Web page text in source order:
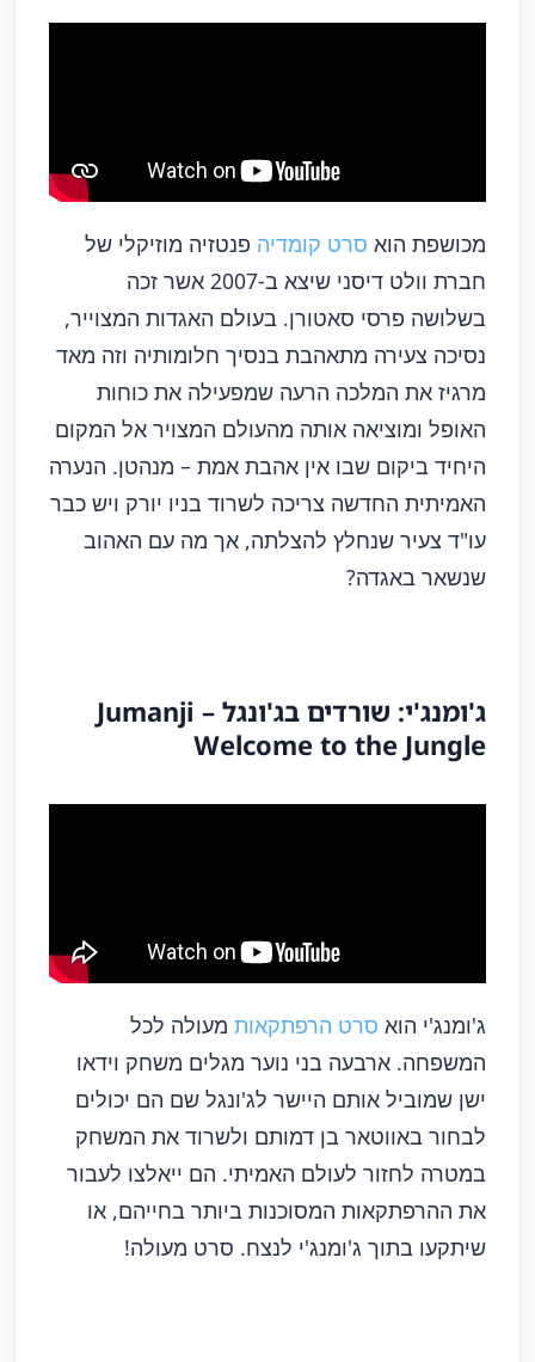
מכושפת הוא סרט קומדיה פנטזיה מוזיקלי של
חברת וולט דיסני שיצא ב-2007 אשר זכה
בשלושה פרסי סאטורן. בעולם האגדות המצוייר,
נסיכה צעירה מתאהבת בנסיך חלומותיה וזה מאד
מרגיז את המלכה הרעה שמפעילה את כוחות
האופל ומוציאה אותה מהעולם המצויר אל המקום
היחיד ביקום שבו אין אהבת אמת – מנהטן. הנערה
האמיתית החדשה צריכה לשרוד בניו יורק ויש כבר
עו"ד צעיר שנחלץ להצלתה, אך מה עם האהוב
שנשאר באגדה?
ג'ומנג'י: שורדים בג'ונגל – Jumanji
Welcome to the Jungle
ג'ומנג'י הוא סרט הרפתקאות מעולה לכל
המשפחה. ארבעה בני נוער מגלים משחק וידאו
ישן שמוביל אותם היישר לג'ונגל שם הם יכולים
לבחור באווטאר בן דמותם ולשרוד את המשחק
במטרה לחזור לעולם האמיתי. הם ייאלצו לעבור
את ההרפתקאות המסוכנות ביותר בחייהם, או
שיתקעו בתוך ג'ומנג'י לנצח. סרט מעולה!